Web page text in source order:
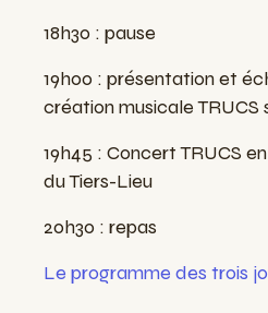
18h30 : pause
19h00 : présentation et
création musicale TRUCS
19h45 : Concert TRUCS
du Tiers-Lieu
20h30 : repas
Le programme des trois